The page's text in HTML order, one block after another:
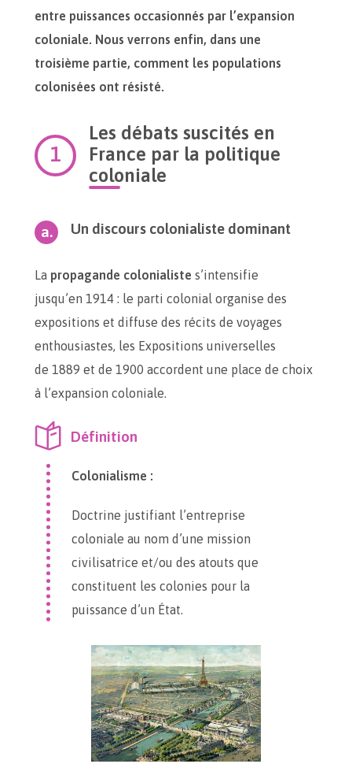
entre puissances occasionnés par l’expansion
coloniale. Nous verrons enfin, dans une
troisième partie, comment les populations
colonisées ont résisté.
Les débats suscités en
France par la politique
coloniale
Un discours colonialiste dominant
La propagande colonialiste s’intensifie
jusqu’en 1914 : le parti colonial organise des
expositions et diffuse des récits de voyages
enthousiastes, les Expositions universelles
de 1889 et de 1900 accordent une place de choix
à l’expansion coloniale.
Définition
Colonialisme :
Doctrine justifiant l’entreprise
coloniale au nom d’une mission
civilisatrice et/ou des atouts que
constituent les colonies pour la
puissance d’un État.